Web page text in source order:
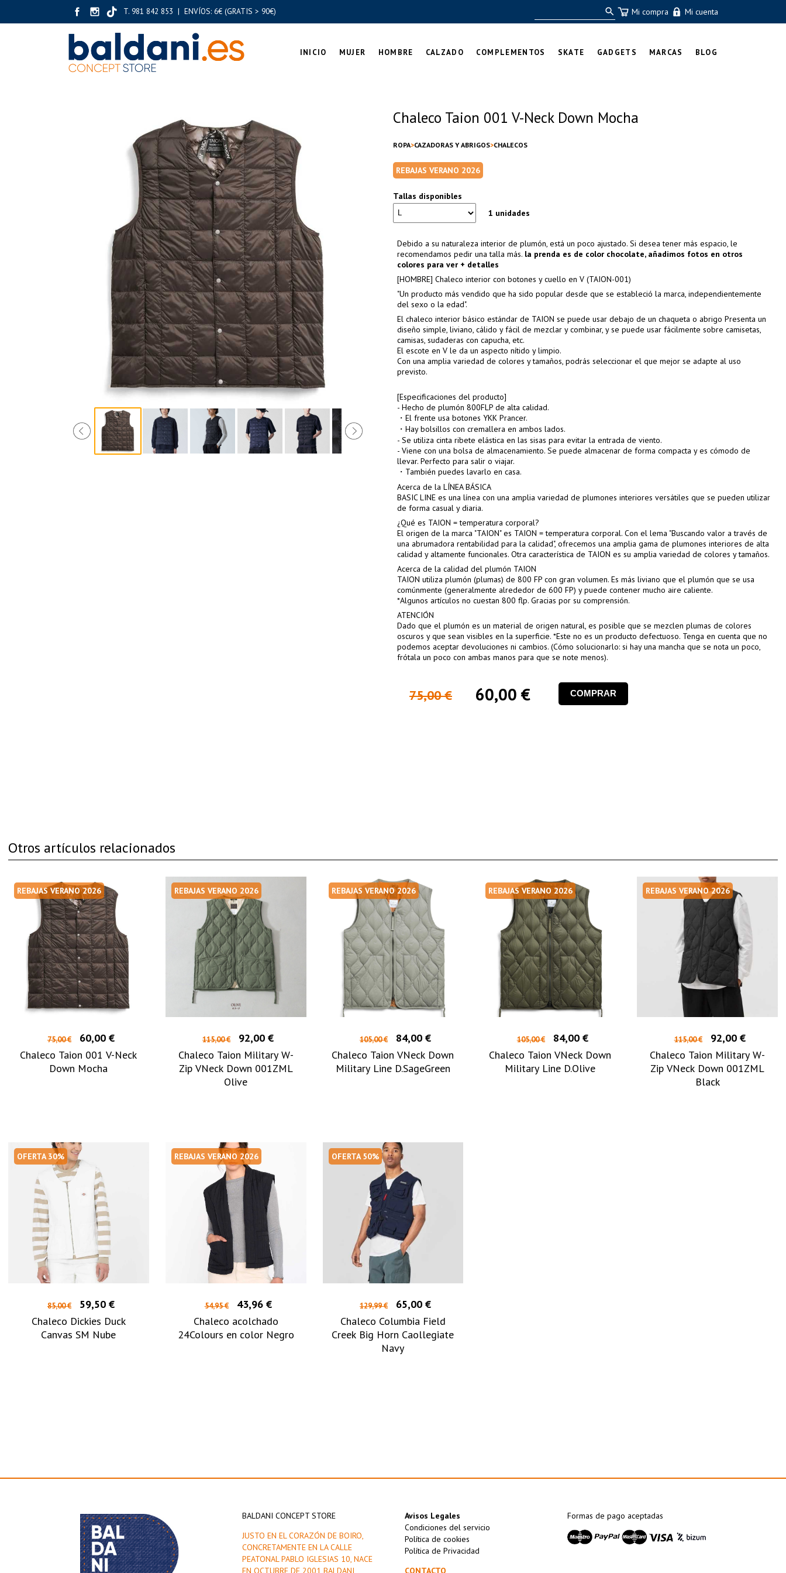
T. 981 842 853 | ENVÍOS: 6€ (GRATIS > 90€) Mi compra Mi cuenta
INICIO MUJER HOMBRE CALZADO COMPLEMENTOS SKATE GADGETS MARCAS BLOG
Chaleco Taion 001 V-Neck Down Mocha
ROPA CAZADORAS Y ABRIGOS CHALECOS
REBAJAS VERANO 2026
Tallas disponibles
1 unidades
Debido a su naturaleza interior de plumón, está un poco ajustado. Si desea tener más espacio, le
recomendamos pedir una talla más. la prenda es de color chocolate, añadimos fotos en otros
colores para ver + detalles
[HOMBRE] Chaleco interior con botones y cuello en V (TAION-001)
"Un producto más vendido que ha sido popular desde que se estableció la marca, independientemente
del sexo o la edad".
El chaleco interior básico estándar de TAION se puede usar debajo de un chaqueta o abrigo Presenta un
diseño simple, liviano, cálido y fácil de mezclar y combinar, y se puede usar fácilmente sobre camisetas,
camisas, sudaderas con capucha, etc.
El escote en V le da un aspecto nítido y limpio.
Con una amplia variedad de colores y tamaños, podrás seleccionar el que mejor se adapte al uso
previsto.
[Especificaciones del producto]
- Hecho de plumón 800FLP de alta calidad.
・El frente usa botones YKK Prancer.
・Hay bolsillos con cremallera en ambos lados.
- Se utiliza cinta ribete elástica en las sisas para evitar la entrada de viento.
- Viene con una bolsa de almacenamiento. Se puede almacenar de forma compacta y es cómodo de
llevar. Perfecto para salir o viajar.
・También puedes lavarlo en casa.
Acerca de la LÍNEA BÁSICA
BASIC LINE es una línea con una amplia variedad de plumones interiores versátiles que se pueden utilizar
de forma casual y diaria.
¿Qué es TAION = temperatura corporal?
El origen de la marca "TAION" es TAION = temperatura corporal. Con el lema "Buscando valor a través de
una abrumadora rentabilidad para la calidad", ofrecemos una amplia gama de plumones interiores de alta
calidad y altamente funcionales. Otra característica de TAION es su amplia variedad de colores y tamaños.
Acerca de la calidad del plumón TAION
TAION utiliza plumón (plumas) de 800 FP con gran volumen. Es más liviano que el plumón que se usa
comúnmente (generalmente alrededor de 600 FP) y puede contener mucho aire caliente.
*Algunos artículos no cuestan 800 flp. Gracias por su comprensión.
ATENCIÓN
Dado que el plumón es un material de origen natural, es posible que se mezclen plumas de colores
oscuros y que sean visibles en la superficie. *Este no es un producto defectuoso. Tenga en cuenta que no
podemos aceptar devoluciones ni cambios. (Cómo solucionarlo: si hay una mancha que se nota un poco,
frótala un poco con ambas manos para que se note menos).
75,00 € 60,00 € COMPRAR
Otros artículos relacionados
REBAJAS VERANO 2026
75,00 €
60,00 €
Chaleco Taion 001 V-Neck
Down Mocha
REBAJAS VERANO 2026
115,00 €
92,00 €
Chaleco Taion Military W-
Zip VNeck Down 001ZML
Olive
REBAJAS VERANO 2026
105,00 €
84,00 €
Chaleco Taion VNeck Down
Military Line D.SageGreen
REBAJAS VERANO 2026
105,00 €
84,00 €
Chaleco Taion VNeck Down
Military Line D.Olive
REBAJAS VERANO 2026
115,00 €
92,00 €
Chaleco Taion Military W-
Zip VNeck Down 001ZML
Black
OFERTA 30%
85,00 €
59,50 €
Chaleco Dickies Duck
Canvas SM Nube
REBAJAS VERANO 2026
54,95 €
43,96 €
Chaleco acolchado
24Colours en color Negro
OFERTA 50%
129,99 €
65,00 €
Chaleco Columbia Field
Creek Big Horn Caollegiate
Navy
BALDANI CONCEPT STORE
JUSTO EN EL CORAZÓN DE BOIRO,
CONCRETAMENTE EN LA CALLE
PEATONAL PABLO IGLESIAS 10, NACE
EN OCTUBRE DE 2001 BALDANI
Avisos Legales
Condiciones del servicio
Política de cookies
Política de Privacidad
CONTACTO
Formas de pago aceptadas